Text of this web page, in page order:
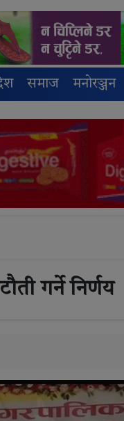
समाज मनोरञ्जन
गर्ने निर्णय